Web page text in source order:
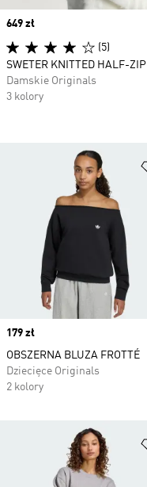
Price
179 zł
OBSZERNA BLUZA FROTTÉ
Dziecięce Originals
2 kolory
Price
649 zł
(5)
SWETER KNITTED HALF-ZIP
Damskie Originals
3 kolory